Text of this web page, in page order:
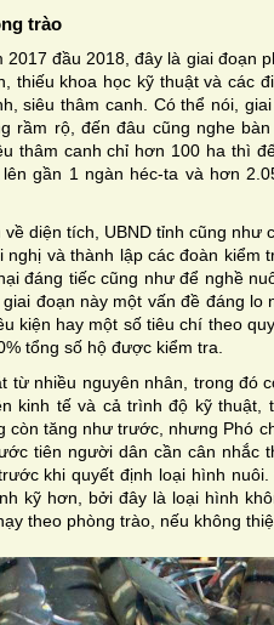
trào
đầu 2018, đây là giai đoạn
thiếu khoa học kỹ thuật và các
siêu thâm canh. Có thể nói,
rầm rộ, đến đâu cũng nghe
thâm canh chỉ hơn 100 ha thì
gần 1 ngàn héc-ta và hơn
diện tích, UBND tỉnh cũng như
nghị và thành lập các đoàn kiểm
đáng tiếc cũng như để nghề
đoạn này một vấn đề đáng lo
kiện hay một số tiêu chí theo
tổng số hộ được kiểm tra.
từ nhiều nguyên nhân, trong đó
kinh tế và cả trình độ kỹ thuật,
còn tăng như trước, nhưng Phó
tiên người dân cần cân nhắc
khi quyết định loại hình
kỹ hơn, bởi đây là loại hình
theo phòng trào, nếu không